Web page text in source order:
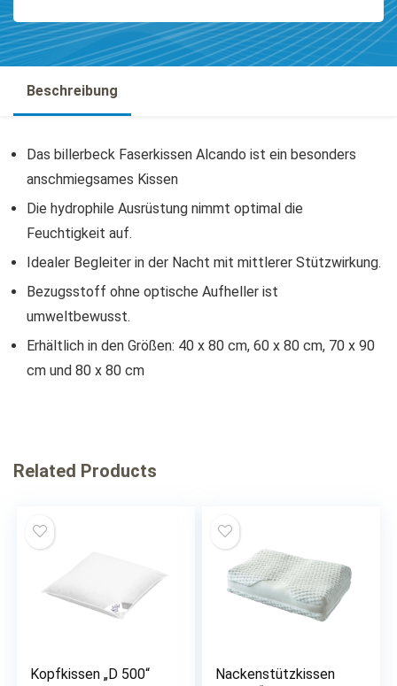
Beschreibung
Das billerbeck Faserkissen Alcando ist ein besonders
anschmiegsames Kissen
Die hydrophile Ausrüstung nimmt optimal die
Feuchtigkeit auf.
Idealer Begleiter in der Nacht mit mittlerer Stützwirkung.
Bezugsstoff ohne optische Aufheller ist
umweltbewusst.
Erhältlich in den Größen: 40 x 80 cm, 60 x 80 cm, 70 x 90
cm und 80 x 80 cm
Related Products
Kopfkissen „D 500“
Nackenstützkissen